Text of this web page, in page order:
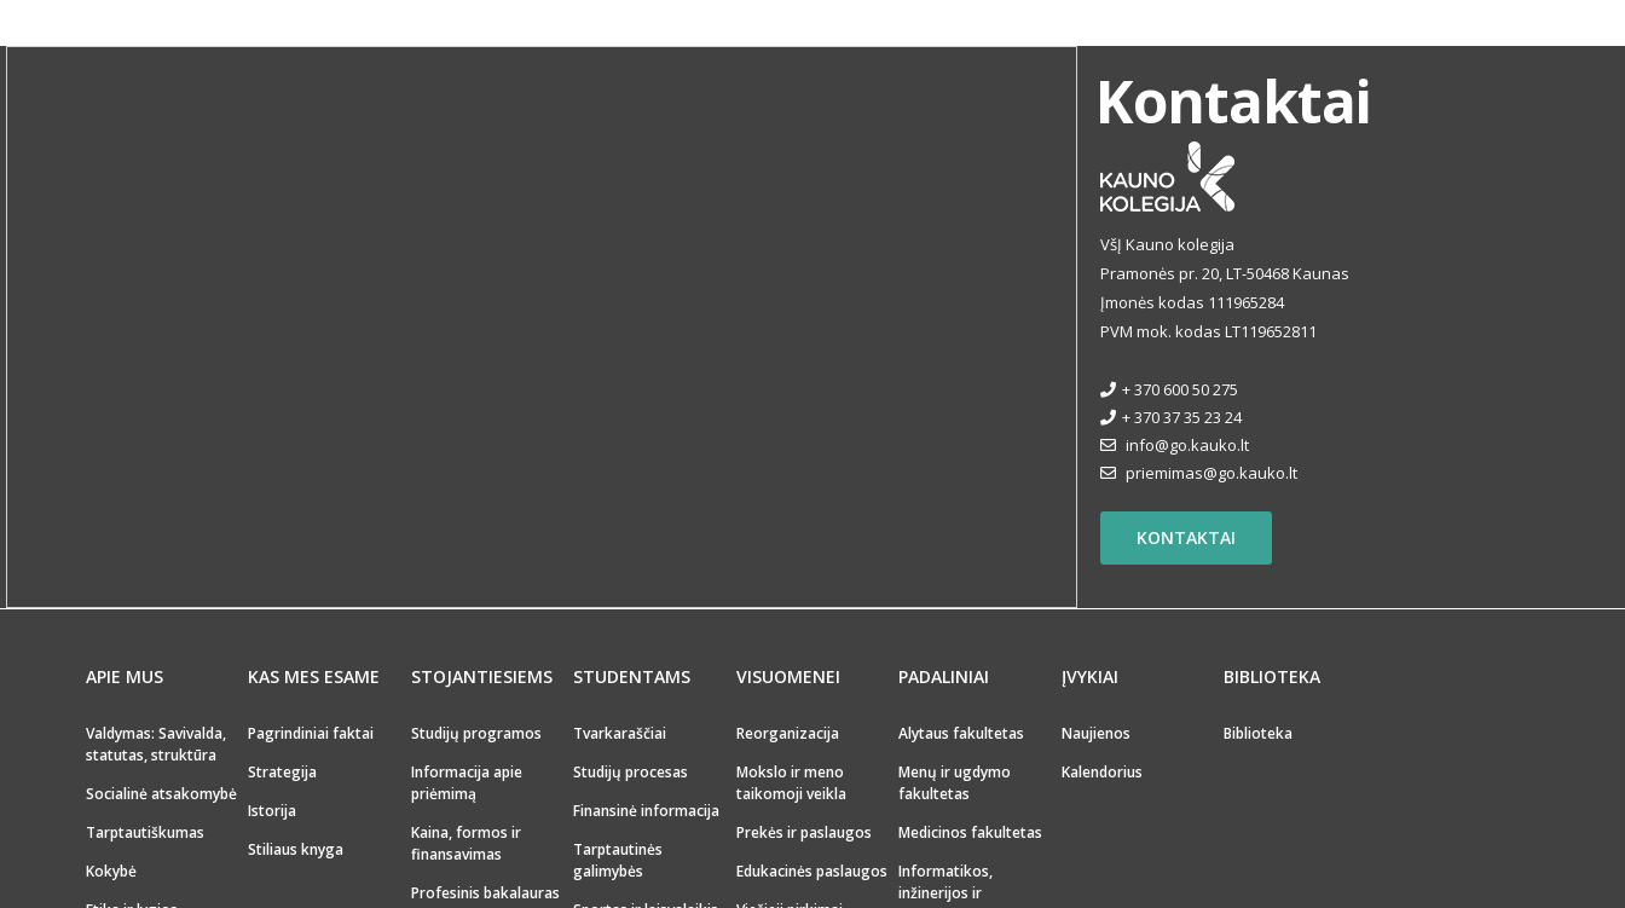
Kontaktai
VšĮ Kauno kolegija
Pramonės pr. 20, LT-50468 Kaunas
Įmonės kodas 111965284
PVM mok. kodas LT119652811
+ 370 600 50 275
+ 370 37 35 23 24
info@go.kauko.lt
priemimas@go.kauko.lt
KONTAKTAI
APIE MUS
Valdymas: Savivalda,
statutas, struktūra
Socialinė atsakomybė
Tarptautiškumas
Kokybė
KAS MES ESAME
Pagrindiniai faktai
Strategija
Istorija
Stiliaus knyga
STOJANTIESIEMS
Studijų programos
Informacija apie
priėmimą
Kaina, formos ir
finansavimas
Profesinis bakalauras
STUDENTAMS
Tvarkaraščiai
Studijų procesas
Finansinė informacija
Tarptautinės
galimybės
VISUOMENEI
Reorganizacija
Mokslo ir meno
taikomoji veikla
Prekės ir paslaugos
Edukacinės paslaugos
PADALINIAI
Alytaus fakultetas
Menų ir ugdymo
fakultetas
Medicinos fakultetas
Informatikos,
inžinerijos ir
ĮVYKIAI
Naujienos
Kalendorius
BIBLIOTEKA
Biblioteka